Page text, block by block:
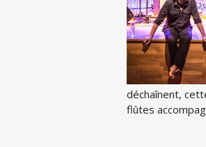
déchaînent,
flûtes